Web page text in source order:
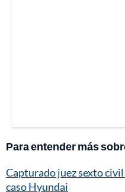
Para entender más
Capturado juez sexto
caso Hyundai